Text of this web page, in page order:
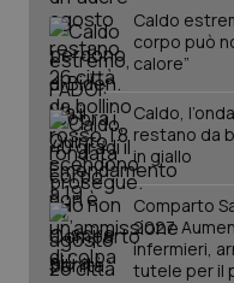
Caldo
corpo può
calore”
Caldo,
restano da
in giallo
Comparto
2027.
infermieri,
tutele per il